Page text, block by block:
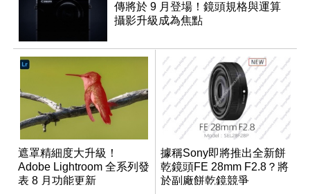
傳將於 9 月登場！鏡頭規格與運算
攝影升級成為焦點
遮罩精細度大升級！
Adobe Lightroom 全系列發
表 8 月功能更新
據稱Sony即將推出全新餅
乾鏡頭FE 28mm F2.8？將
於副廠餅乾鏡競爭